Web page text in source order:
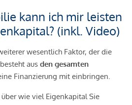
kann ich mir leisten
(inkl. Video)
wesentlich Faktor, der die
aus den gesamten
Finanzierung mit einbringen.
wie viel Eigenkapital Sie